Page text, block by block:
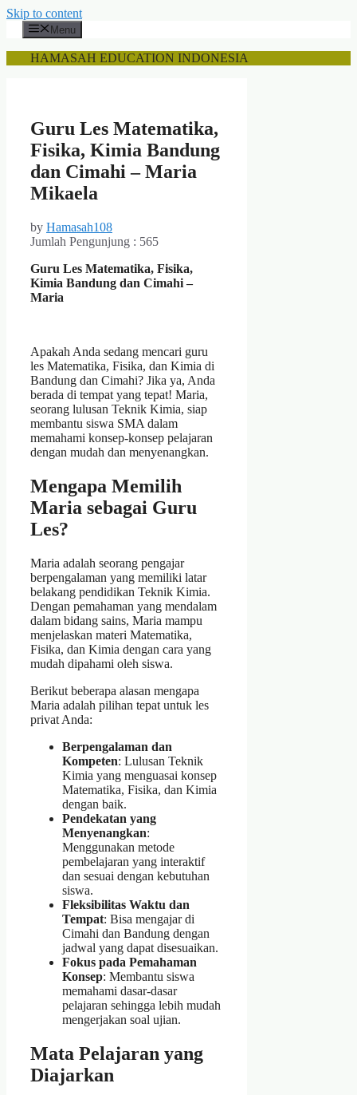
Skip to content
Menu
HAMASAH EDUCATION INDONESIA
Guru Les Matematika,
Fisika, Kimia Bandung
dan Cimahi – Maria
Mikaela
by Hamasah108
Jumlah Pengunjung : 565
Guru Les Matematika, Fisika,
Kimia Bandung dan Cimahi –
Maria
Apakah Anda sedang mencari guru
les Matematika, Fisika, dan Kimia di
Bandung dan Cimahi? Jika ya, Anda
berada di tempat yang tepat! Maria,
seorang lulusan Teknik Kimia, siap
membantu siswa SMA dalam
memahami konsep-konsep pelajaran
dengan mudah dan menyenangkan.
Mengapa Memilih
Maria sebagai Guru
Les?
Maria adalah seorang pengajar
berpengalaman yang memiliki latar
belakang pendidikan Teknik Kimia.
Dengan pemahaman yang mendalam
dalam bidang sains, Maria mampu
menjelaskan materi Matematika,
Fisika, dan Kimia dengan cara yang
mudah dipahami oleh siswa.
Berikut beberapa alasan mengapa
Maria adalah pilihan tepat untuk les
privat Anda:
Berpengalaman dan
Kompeten: Lulusan Teknik
Kimia yang menguasai konsep
Matematika, Fisika, dan Kimia
dengan baik.
Pendekatan yang
Menyenangkan:
Menggunakan metode
pembelajaran yang interaktif
dan sesuai dengan kebutuhan
siswa.
Fleksibilitas Waktu dan
Tempat: Bisa mengajar di
Cimahi dan Bandung dengan
jadwal yang dapat disesuaikan.
Fokus pada Pemahaman
Konsep: Membantu siswa
memahami dasar-dasar
pelajaran sehingga lebih mudah
mengerjakan soal ujian.
Mata Pelajaran yang
Diajarkan